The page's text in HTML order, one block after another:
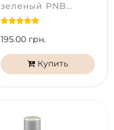
зеленый PNB
№388, с
195.00 грн.
Купить